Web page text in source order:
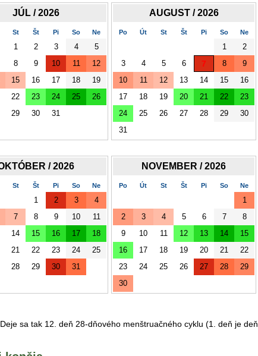
JÚL / 2026
St Št Pi So Ne
1 2 3 4
5
8 9 10 11
12
15 16 17 18
19
22 23 24 25
26
29 30 31
AUGUST / 2026
Po Út St Št Pi So Ne
1
2
3
4 5 6 7 8
9
10
11 12 13 14 15
16
17
18 19 20 21 22
23
24
25 26 27 28 29
30
31
/ 2026
St Št Pi So Ne
1 2 3
4
7 8 9 10
11
14 15 16 17
18
21 22 23 24
25
28 29 30 31
NOVEMBER / 2026
Po Út St Št Pi So Ne
1
2
3 4 5 6 7
8
9
10 11 12 13 14
15
16
17 18 19 20 21
22
23
24 25 26 27 28
29
30
sa tak 12. deň 28-dňového menštruačného cyklu (1. deň je deň